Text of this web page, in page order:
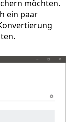
möchten.
ein paar